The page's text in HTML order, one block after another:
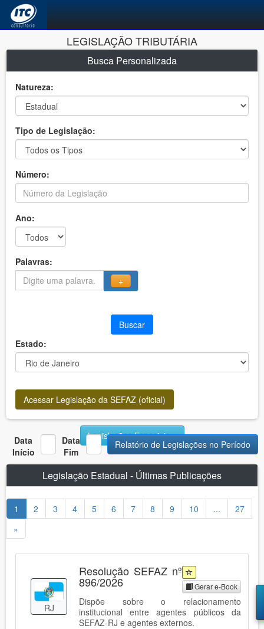
LEGISLAÇÃO TRIBUTÁRIA
Busca Personalizada
Natureza:
Tipo de Legislação:
Número:
Ano:
Palavras:
+
Buscar
Estado:
Acessar Legislação da SEFAZ (oficial)
Legislações Especiais
Data
Início
Data
Fim
Relatório de Legislações no Período
Legislação Estadual - Últimas Publicações
1 2 3 4 5 6 7 8 9 10 ...
27
»
RJ
Resolução SEFAZ nº
896/2026 Gerar e-Book
Dispõe sobre o relacionamento
institucional entre agentes públicos da
SEFAZ-RJ e agentes externos.